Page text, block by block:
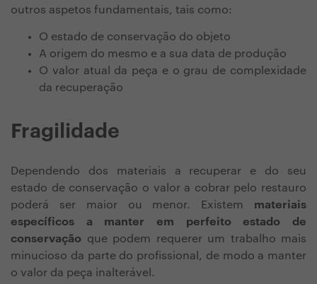
outros aspetos fundamentais, tais como:
O estado de conservação do objeto
A origem do mesmo e a sua data de produção
O valor atual da peça e o grau de complexidade
da recuperação
Fragilidade
Dependendo dos materiais a recuperar e do seu
estado de conservação o valor a cobrar pelo restauro
poderá ser maior ou menor. Existem materiais
específicos a manter em perfeito estado de
conservação que podem requerer um trabalho mais
minucioso da parte do profissional, de modo a manter
o valor da peça inalterável.